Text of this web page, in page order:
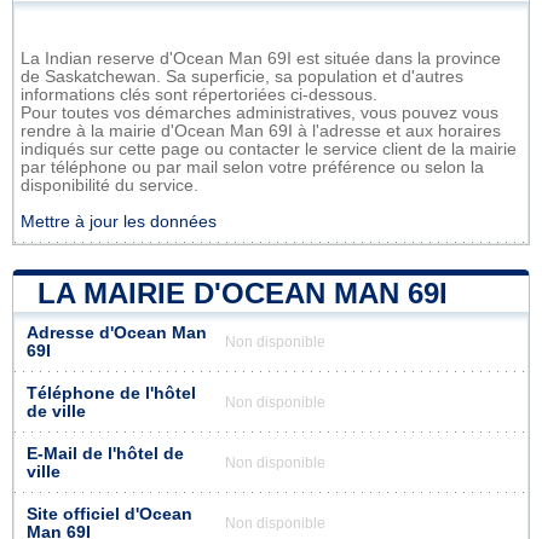
La Indian reserve d'Ocean Man 69I est située dans la province
de Saskatchewan. Sa superficie, sa population et d'autres
informations clés sont répertoriées ci-dessous.
Pour toutes vos démarches administratives, vous pouvez vous
rendre à la mairie d'Ocean Man 69I à l'adresse et aux horaires
indiqués sur cette page ou contacter le service client de la mairie
par téléphone ou par mail selon votre préférence ou selon la
disponibilité du service.
Mettre à jour les données
LA MAIRIE D'OCEAN MAN 69I
Adresse d'Ocean Man
69I
Non disponible
Téléphone de l'hôtel
de ville
Non disponible
E-Mail de l'hôtel de
ville
Non disponible
Site officiel d'Ocean
Man 69I
Non disponible